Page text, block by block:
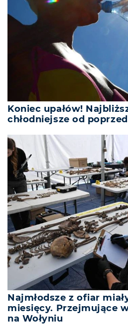
Koniec upałów!
chłodniejsze od
Najmłodsze z ofiar
miesięcy. Przejmujące
na Wołyniu